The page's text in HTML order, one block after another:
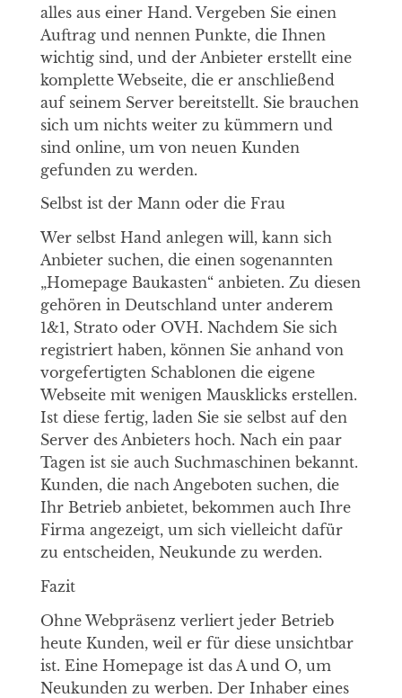
alles aus einer Hand. Vergeben Sie einen
Auftrag und nennen Punkte, die Ihnen
wichtig sind, und der Anbieter erstellt eine
komplette Webseite, die er anschließend
auf seinem Server bereitstellt. Sie brauchen
sich um nichts weiter zu kümmern und
sind online, um von neuen Kunden
gefunden zu werden.
Selbst ist der Mann oder die Frau
Wer selbst Hand anlegen will, kann sich
Anbieter suchen, die einen sogenannten
„Homepage Baukasten“ anbieten. Zu diesen
gehören in Deutschland unter anderem
1&1, Strato oder OVH. Nachdem Sie sich
registriert haben, können Sie anhand von
vorgefertigten Schablonen die eigene
Webseite mit wenigen Mausklicks erstellen.
Ist diese fertig, laden Sie sie selbst auf den
Server des Anbieters hoch. Nach ein paar
Tagen ist sie auch Suchmaschinen bekannt.
Kunden, die nach Angeboten suchen, die
Ihr Betrieb anbietet, bekommen auch Ihre
Firma angezeigt, um sich vielleicht dafür
zu entscheiden, Neukunde zu werden.
Fazit
Ohne Webpräsenz verliert jeder Betrieb
heute Kunden, weil er für diese unsichtbar
ist. Eine Homepage ist das A und O, um
Neukunden zu werben. Der Inhaber eines